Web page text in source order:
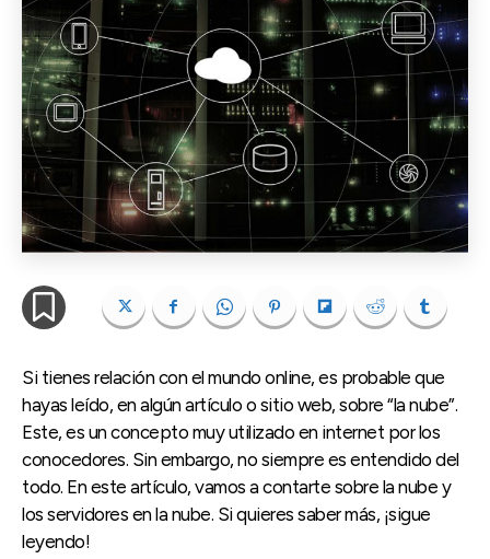
Si tienes relación con el mundo online, es probable que
hayas leído, en algún artículo o sitio web, sobre “la nube”.
Este, es un concepto muy utilizado en internet por los
conocedores. Sin embargo, no siempre es entendido del
todo. En este artículo, vamos a contarte sobre la nube y
los servidores en la nube. Si quieres saber más, ¡sigue
leyendo!